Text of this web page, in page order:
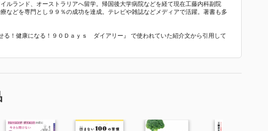
ルランド、オーストラリアへ留学。帰国後大学病院などを経て現在工藤内科副院
などを専門とし９９％の成功を達成。テレビや雑誌などメディアで活躍。著書も多
る！健康になる！９０Ｄａｙｓ ダイアリー』 で使われていた紹介文から引用して